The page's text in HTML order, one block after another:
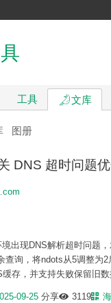
工具 文库
图册
DNS 超时问题
出现DNS解析超时问题
查询，将ndots从5调整为
存，并支持失败保留旧数
09-25 分享 3119